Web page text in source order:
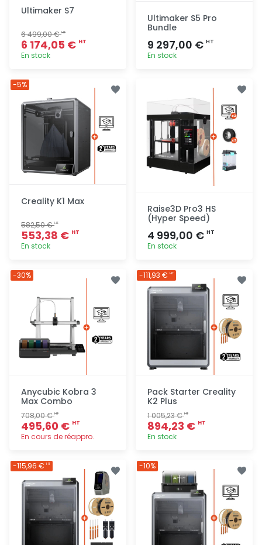
Ultimaker S7
6 499,00 €HT
6 174,05 € HT
En stock
Ultimaker S5 Pro
Bundle
9 297,00 € HT
En stock
Creality K1 Max
582,50 €HT
553,38 € HT
En stock
-5%
Raise3D Pro3 HS
(Hyper Speed)
4 999,00 € HT
En stock
rapide
Anycubic Kobra 3
Max Combo
708,00 €HT
495,60 € HT
En cours de réappro.
-30%
Pack Starter Creality
K2 Plus
1 005,23 €HT
894,23 € HT
En stock
rapide
-111,93 € HT
-115,96 € HT -10%